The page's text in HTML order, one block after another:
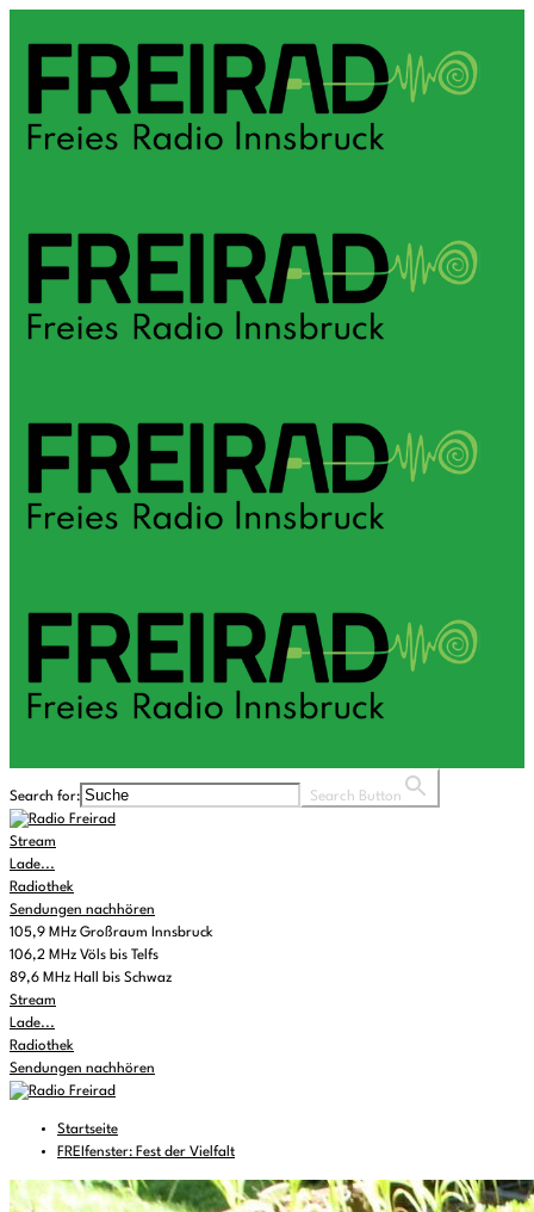
Search for: Search Button
Stream
Lade...
Radiothek
Sendungen nachhören
105,9 MHz Großraum Innsbruck
106,2 MHz Völs bis Telfs
89,6 MHz Hall bis Schwaz
Stream
Lade...
Radiothek
Sendungen nachhören
Startseite
FREIfenster: Fest der Vielfalt